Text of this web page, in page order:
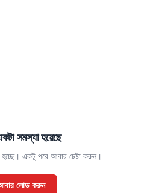
সমস্যা হয়েছে
হচ্ছে। একটু পরে আবার চেষ্টা করুন।
লোড করুন